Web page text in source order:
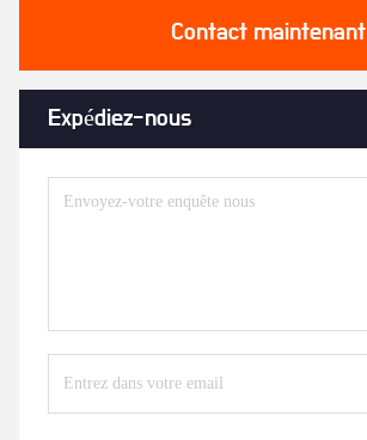
Contact maintenant
Expédiez-nous